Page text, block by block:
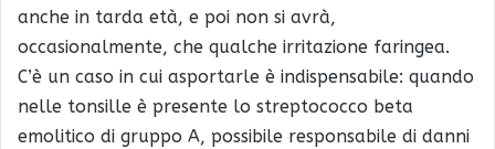
anche in tarda età, e poi non si avrà,
occasionalmente, che qualche irritazione faringea.
C’è un caso in cui asportarle è indispensabile: quando
nelle tonsille è presente lo streptococco beta
emolitico di gruppo A, possibile responsabile di danni